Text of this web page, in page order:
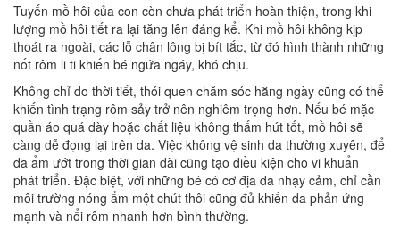
Tuyến mồ hôi của con còn chưa phát triển hoàn thiện, trong khi
lượng mồ hôi tiết ra lại tăng lên đáng kể. Khi mồ hôi không kịp
thoát ra ngoài, các lỗ chân lông bị bít tắc, từ đó hình thành những
nốt rôm li ti khiến bé ngứa ngáy, khó chịu.
Không chỉ do thời tiết, thói quen chăm sóc hằng ngày cũng có thể
khiến tình trạng rôm sảy trở nên nghiêm trọng hơn. Nếu bé mặc
quần áo quá dày hoặc chất liệu không thấm hút tốt, mồ hôi sẽ
càng dễ đọng lại trên da. Việc không vệ sinh da thường xuyên, để
da ẩm ướt trong thời gian dài cũng tạo điều kiện cho vi khuẩn
phát triển. Đặc biệt, với những bé có cơ địa da nhạy cảm, chỉ cần
môi trường nóng ẩm một chút thôi cũng đủ khiến da phản ứng
mạnh và nổi rôm nhanh hơn bình thường.